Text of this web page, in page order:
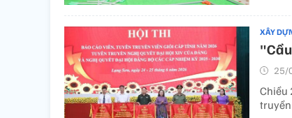
XÂY
25/
Chiều